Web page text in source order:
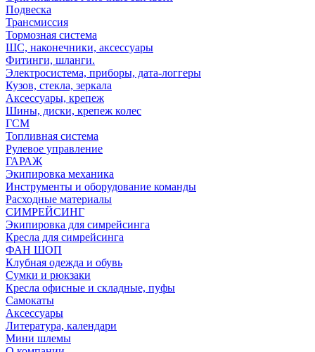
Подвеска
Трансмиссия
Тормозная система
ШС, наконечники, аксессуары
Фитинги, шланги.
Электросистема, приборы, дата-логгеры
Кузов, стекла, зеркала
Аксессуары, крепеж
Шины, диски, крепеж колес
ГСМ
Топливная система
Рулевое управление
ГАРАЖ
Экипировка механика
Инструменты и оборудование команды
Расходные материалы
СИМРЕЙСИНГ
Экипировка для симрейсинга
Кресла для симрейсинга
ФАН ШОП
Клубная одежда и обувь
Сумки и рюкзаки
Кресла офисные и складные, пуфы
Самокаты
Аксессуары
Литература, календари
Мини шлемы